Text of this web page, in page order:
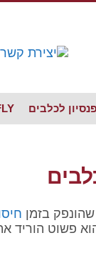
פנסיון לכלבים
בזמן
פשוט הוריד